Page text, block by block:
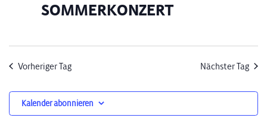
SOMMERKONZERT
Vorheriger Tag Nächster Tag
Kalender abonnieren